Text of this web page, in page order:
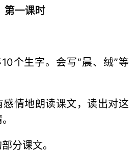
第一课时
个生字。会写“晨、绒”等
情地朗读课文，读出对这
分课文。